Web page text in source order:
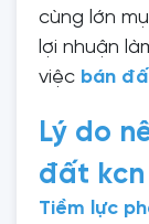
cùng lớn
lợi nhuận
việc bán
Lý do
đất kcn
Tiềm lực